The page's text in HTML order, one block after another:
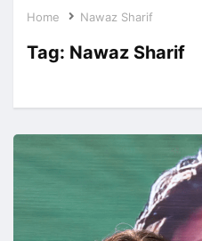
Home Nawaz Sharif
Tag: Nawaz Sharif